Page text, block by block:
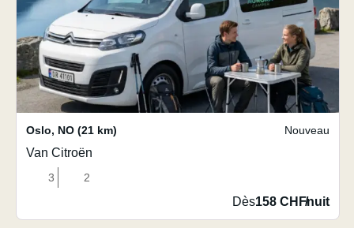
Oslo, NO (21 km) Nouveau
Van Citroën
3 2
Dès158 CHF/nuit